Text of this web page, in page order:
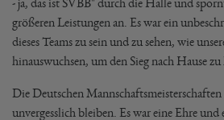
- ja, das ist SVBB" durch die Halle und
größeren Leistungen an. Es war ein
dieses Teams zu sein und zu sehen, wie
hinauswuchsen, um den Sieg nach Hause zu
Die Deutschen
unvergesslich bleiben. Es war eine Ehre und